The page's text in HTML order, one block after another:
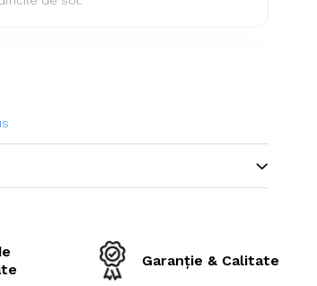
OZKA AGRO11
TL (fără cameră)
Spate (tracțiune)
Garanție & Calitate